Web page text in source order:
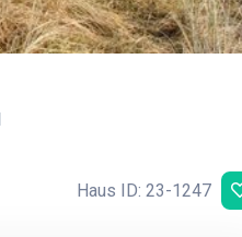
Haus ID: 23-1247